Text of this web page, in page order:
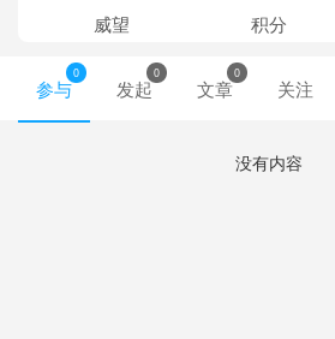
威望 积分
参与
0
发起
0
文章
0
关注
没有内容